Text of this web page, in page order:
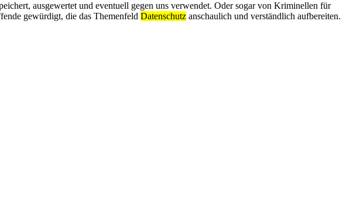
ausgewertet und eventuell gegen uns verwendet. Oder sogar von Kriminellen für
gewürdigt, die das Themenfeld Datenschutz anschaulich und verständlich aufbereiten.